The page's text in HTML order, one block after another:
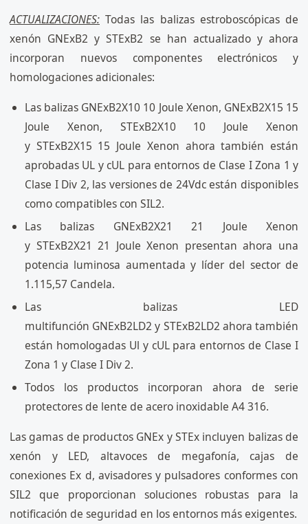
ACTUALIZACIONES: Todas las balizas estroboscópicas de
xenón GNExB2 y STExB2 se han actualizado y ahora
incorporan nuevos componentes electrónicos y
homologaciones adicionales:
Las balizas GNExB2X10 10 Joule Xenon, GNExB2X15 15
Joule Xenon, STExB2X10 10 Joule Xenon
y STExB2X15 15 Joule Xenon ahora también están
aprobadas UL y cUL para entornos de Clase I Zona 1 y
Clase I Div 2, las versiones de 24Vdc están disponibles
como compatibles con SIL2.
Las balizas GNExB2X21 21 Joule Xenon
y STExB2X21 21 Joule Xenon presentan ahora una
potencia luminosa aumentada y líder del sector de
1.115,57 Candela.
Las balizas LED
multifunción GNExB2LD2 y STExB2LD2 ahora también
están homologadas Ul y cUL para entornos de Clase I
Zona 1 y Clase I Div 2.
Todos los productos incorporan ahora de serie
protectores de lente de acero inoxidable A4 316.
Las gamas de productos GNEx y STEx incluyen balizas de
xenón y LED, altavoces de megafonía, cajas de
conexiones Ex d, avisadores y pulsadores conformes con
SIL2 que proporcionan soluciones robustas para la
notificación de seguridad en los entornos más exigentes.